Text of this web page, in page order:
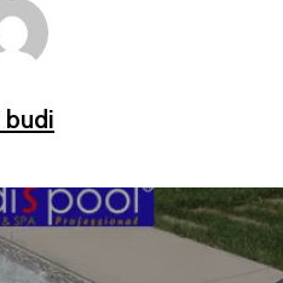
budi